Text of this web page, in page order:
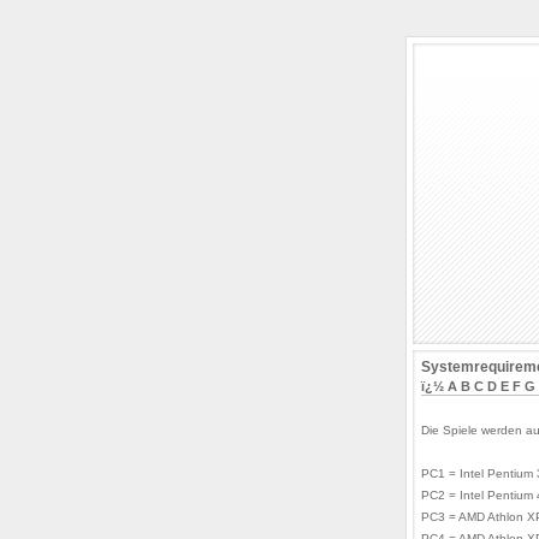
ï¿½ A B C D E F G
Die Spiele werden
PC1 = Intel Pentium
PC2 = Intel Pentium
PC3 = AMD Athlon